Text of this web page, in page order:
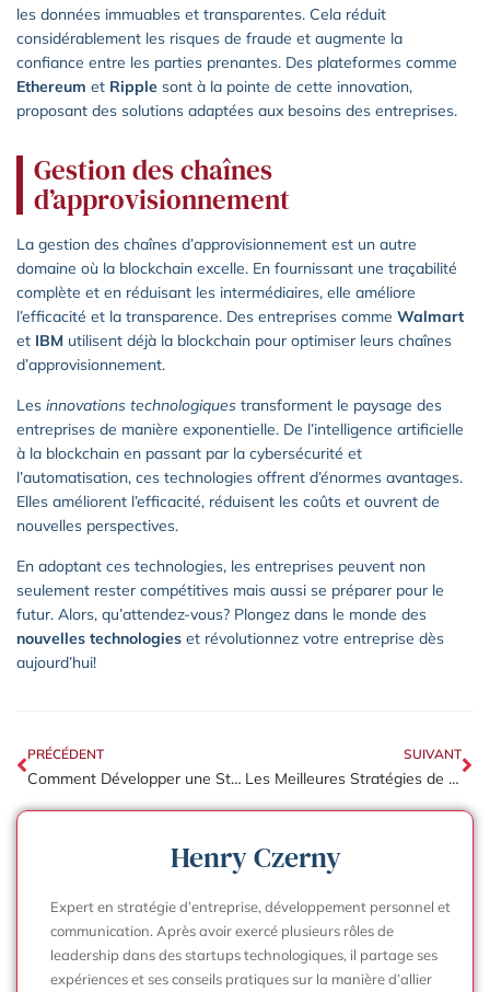
les données immuables et transparentes. Cela réduit
considérablement les risques de fraude et augmente la
confiance entre les parties prenantes. Des plateformes comme
Ethereum et Ripple sont à la pointe de cette innovation,
proposant des solutions adaptées aux besoins des entreprises.
Gestion des chaînes
d’approvisionnement
La gestion des chaînes d’approvisionnement est un autre
domaine où la blockchain excelle. En fournissant une traçabilité
complète et en réduisant les intermédiaires, elle améliore
l’efficacité et la transparence. Des entreprises comme Walmart
et IBM utilisent déjà la blockchain pour optimiser leurs chaînes
d’approvisionnement.
Les innovations technologiques transforment le paysage des
entreprises de manière exponentielle. De l’intelligence artificielle
à la blockchain en passant par la cybersécurité et
l’automatisation, ces technologies offrent d’énormes avantages.
Elles améliorent l’efficacité, réduisent les coûts et ouvrent de
nouvelles perspectives.
En adoptant ces technologies, les entreprises peuvent non
seulement rester compétitives mais aussi se préparer pour le
futur. Alors, qu’attendez-vous? Plongez dans le monde des
nouvelles technologies et révolutionnez votre entreprise dès
aujourd’hui!
PRÉCÉDENT
Comment Développer une Stratégie de Communication Efficace pour Votre Entreprise
SUIVANT
Les Meilleures Stratégies de Réseaux Sociaux pour Propulser Votre Entreprise
Henry Czerny
Expert en stratégie d’entreprise, développement personnel et
communication. Après avoir exercé plusieurs rôles de
leadership dans des startups technologiques, il partage ses
expériences et ses conseils pratiques sur la manière d’allier